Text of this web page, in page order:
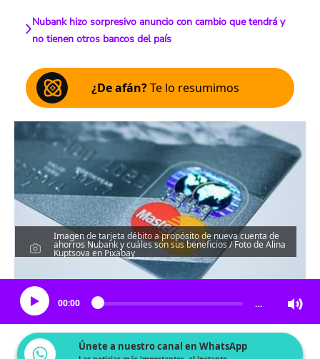
Nubank hizo sorpresivo anuncio con cambio que tendrá y
no tienen otros bancos del país
¿De afán?Te lo resumimos
Imagen de tarjeta débito a propósito de nueva cuenta de
ahorros Nubank y cuáles son sus beneficios / Foto de Alina
Kuptsova en Pixabay
Escucha el artículo
00:00 …
Únete a nuestro canal en WhatsApp